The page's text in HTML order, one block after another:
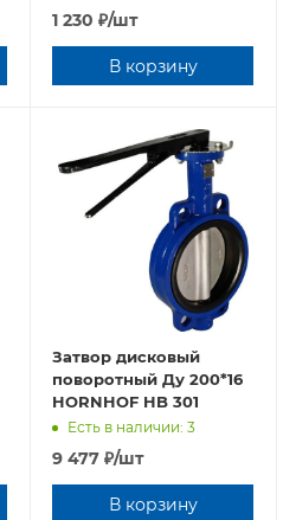
1 230 ₽/шт
В корзину
Затвор дисковый
поворотный Ду 200*16
HORNHOF HB 301
Есть в наличии: 3
9 477 ₽/шт
В корзину